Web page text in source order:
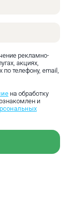
рекламно-
акциях,
телефону, email,
на обработку
и